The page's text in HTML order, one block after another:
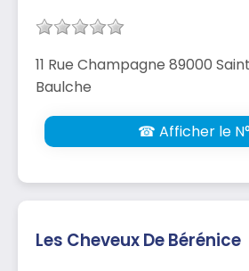
11 Rue Champagne 89000
Baulche
☎ Afficher le
Les Cheveux De Bérénice